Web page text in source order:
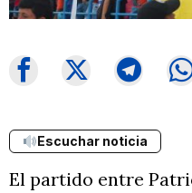
Escuchar noticia
El partido entre